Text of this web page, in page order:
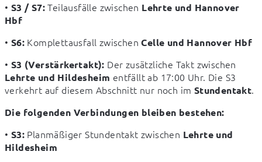
• S3 / S7: Teilausfälle zwischen Lehrte und Hannover
Hbf
• S6: Komplettausfall zwischen Celle und Hannover Hbf
• S3 (Verstärkertakt):
Lehrte und Hildesheim entfällt ab 17:00 Uhr. Die S3
verkehrt auf diesem Abschnitt nur noch im Stundentakt.
Die folgenden Verbindungen bleiben bestehen:
• S3: Planmäßiger Stundentakt zwischen Lehrte und
Hildesheim